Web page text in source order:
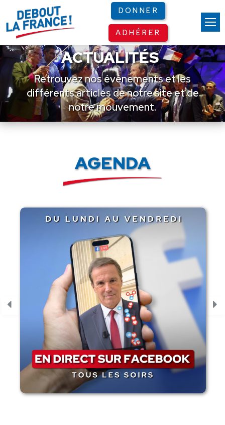
DONNER
ADHÉRER
ACTUALITÉS
Retrouvez nos événements et les
différents articles de notre site et de
notre mouvement.
AGENDA
Panneau de gestion des cookies